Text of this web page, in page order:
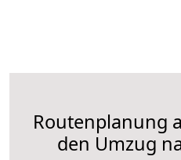
Routenplanung
den Umzug